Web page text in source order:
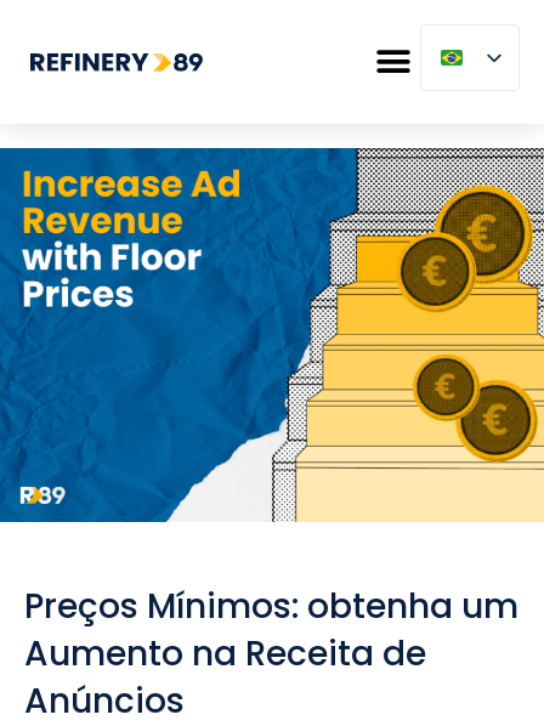
Preços Mínimos: obtenha um
Aumento na Receita de
Anúncios